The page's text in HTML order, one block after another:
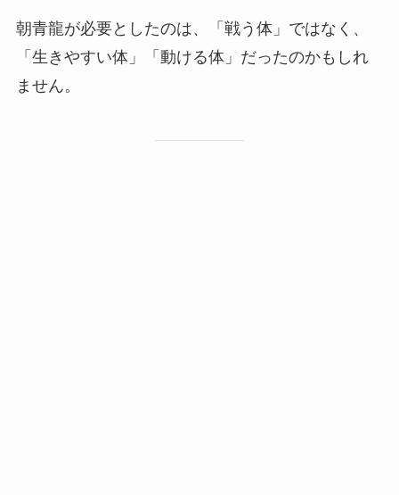
朝青龍が必要としたのは、「戦う体」ではなく、
「生きやすい体」「動ける体」だったのかもしれ
ません。